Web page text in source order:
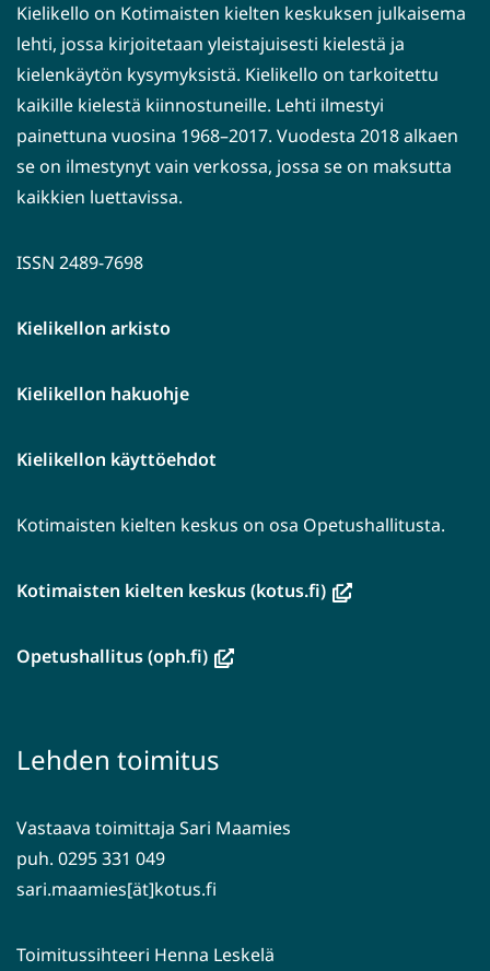
Kielikello on Kotimaisten kielten keskuksen julkaisema
lehti, jossa kirjoitetaan yleistajuisesti kielestä ja
kielenkäytön kysymyksistä. Kielikello on tarkoitettu
kaikille kielestä kiinnostuneille. Lehti ilmestyi
painettuna vuosina 1968–2017. Vuodesta 2018 alkaen
se on ilmestynyt vain verkossa, jossa se on maksutta
kaikkien luettavissa.
ISSN 2489-7698
Kielikellon arkisto
Kielikellon hakuohje
Kielikellon käyttöehdot
Kotimaisten kielten keskus on osa Opetushallitusta.
Kotimaisten kielten keskus (kotus.fi)(avautuu
Opetushallitus (oph.fi)(avautuu
toiseen
Lehden toimitus
Vastaava toimittaja Sari Maamies
puh. 0295 331 049
sari.maamies[ät]kotus.fi
Toimitussihteeri Henna Leskelä